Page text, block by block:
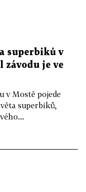
superbiků v
závodu je ve
v Mostě pojede
superbiků,